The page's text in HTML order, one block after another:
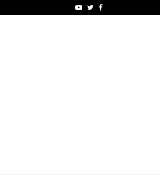
Facebook
Twitter
Youtube